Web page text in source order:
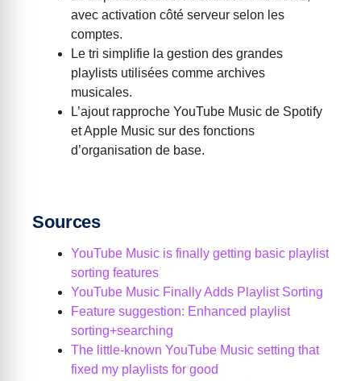
avec activation côté serveur selon les
comptes.
Le tri simplifie la gestion des grandes
playlists utilisées comme archives
musicales.
L’ajout rapproche YouTube Music de Spotify
et Apple Music sur des fonctions
d’organisation de base.
Sources
YouTube Music is finally getting basic playlist
sorting features
YouTube Music Finally Adds Playlist Sorting
Feature suggestion: Enhanced playlist
sorting+searching
The little-known YouTube Music setting that
fixed my playlists for good